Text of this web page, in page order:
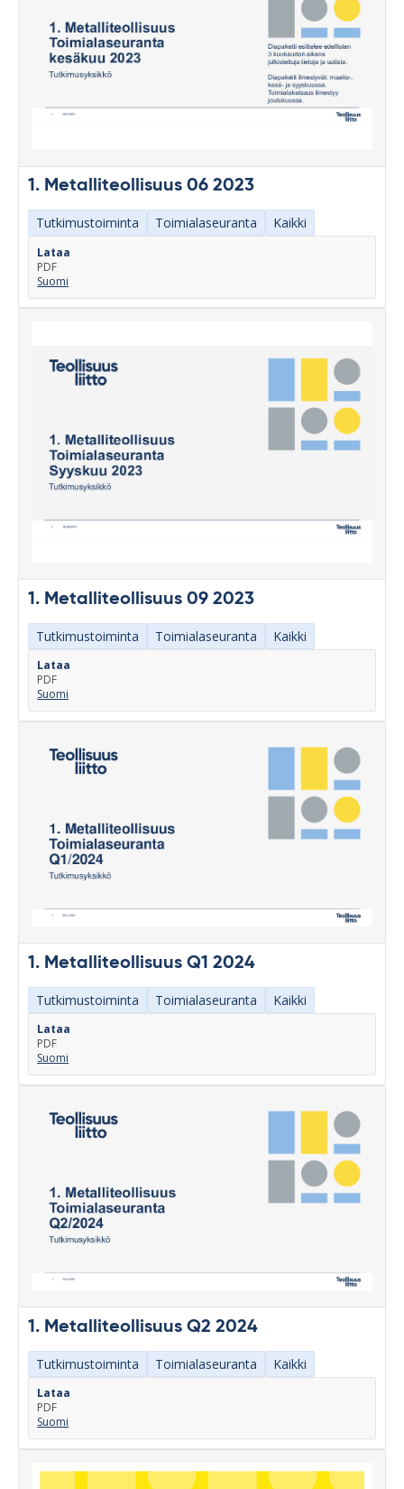
1. Metalliteollisuus 06 2023
Tutkimustoiminta Toimialaseuranta Kaikki
Lataa
PDF
Suomi
1. Metalliteollisuus 09 2023
Tutkimustoiminta Toimialaseuranta Kaikki
Lataa
PDF
Suomi
1. Metalliteollisuus Q1 2024
Tutkimustoiminta Toimialaseuranta Kaikki
Lataa
PDF
Suomi
1. Metalliteollisuus Q2 2024
Tutkimustoiminta Toimialaseuranta Kaikki
Lataa
PDF
Suomi